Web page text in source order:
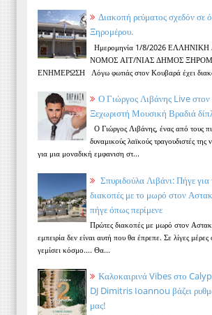
Διακοπή ρεύματος σχεδόν σε
Ξηρομέρου.
Ημερομηνία 1/8/2026
ΝΟΜΟΣ ΑΙΤ/ΝΙΑΣ ΔΗΜΟΣ
ΕΝΗΜΕΡΩΣΗ Λόγω φωτιάς στον Κουβαρά έχει
Ο Γιώργος Λιβάνης Live
Ξεχωριστή Μουσική Βραδιά
Ο Γιώργος Λιβάνης, ένας από τους
δυναμικούς λαϊκούς τραγουδιστές της
για μια μοναδική εμφανιση στ...
Σπυριδούλα Λιβάνι: Πήγε για
διακοπές με το μωρό στον
πήγε όπως περίμενε
Πρώτες διακοπές με μωρό στον
εμπειρία δεν είναι αυτή που θα έπρεπε. Σε λίγες
γεμίσει κόσμο.... Θα...
Καλοκαιρινά Vibes στο
DJ Dimitris Ioannou βάζει
μας!